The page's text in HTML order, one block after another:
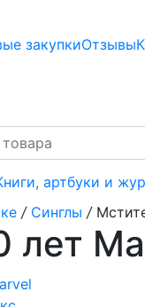
закупкиОтзывы
артбуки и
/ Синглы /
лет